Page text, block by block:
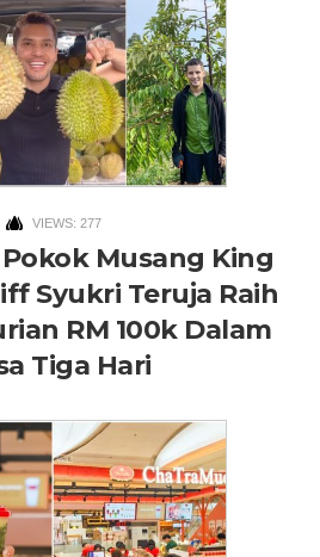
VIEWS: 277
Musang King
Syukri Teruja Raih
RM 100k Dalam
Tiga Hari